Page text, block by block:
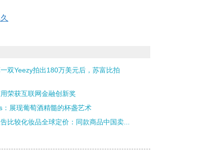
双Yeezy拍出180万美元后，苏富比拍
荣获互联网金融创新奖
：展现葡萄酒精髓的杯盏艺术
比较化妆品全球定价：同款商品中国卖...